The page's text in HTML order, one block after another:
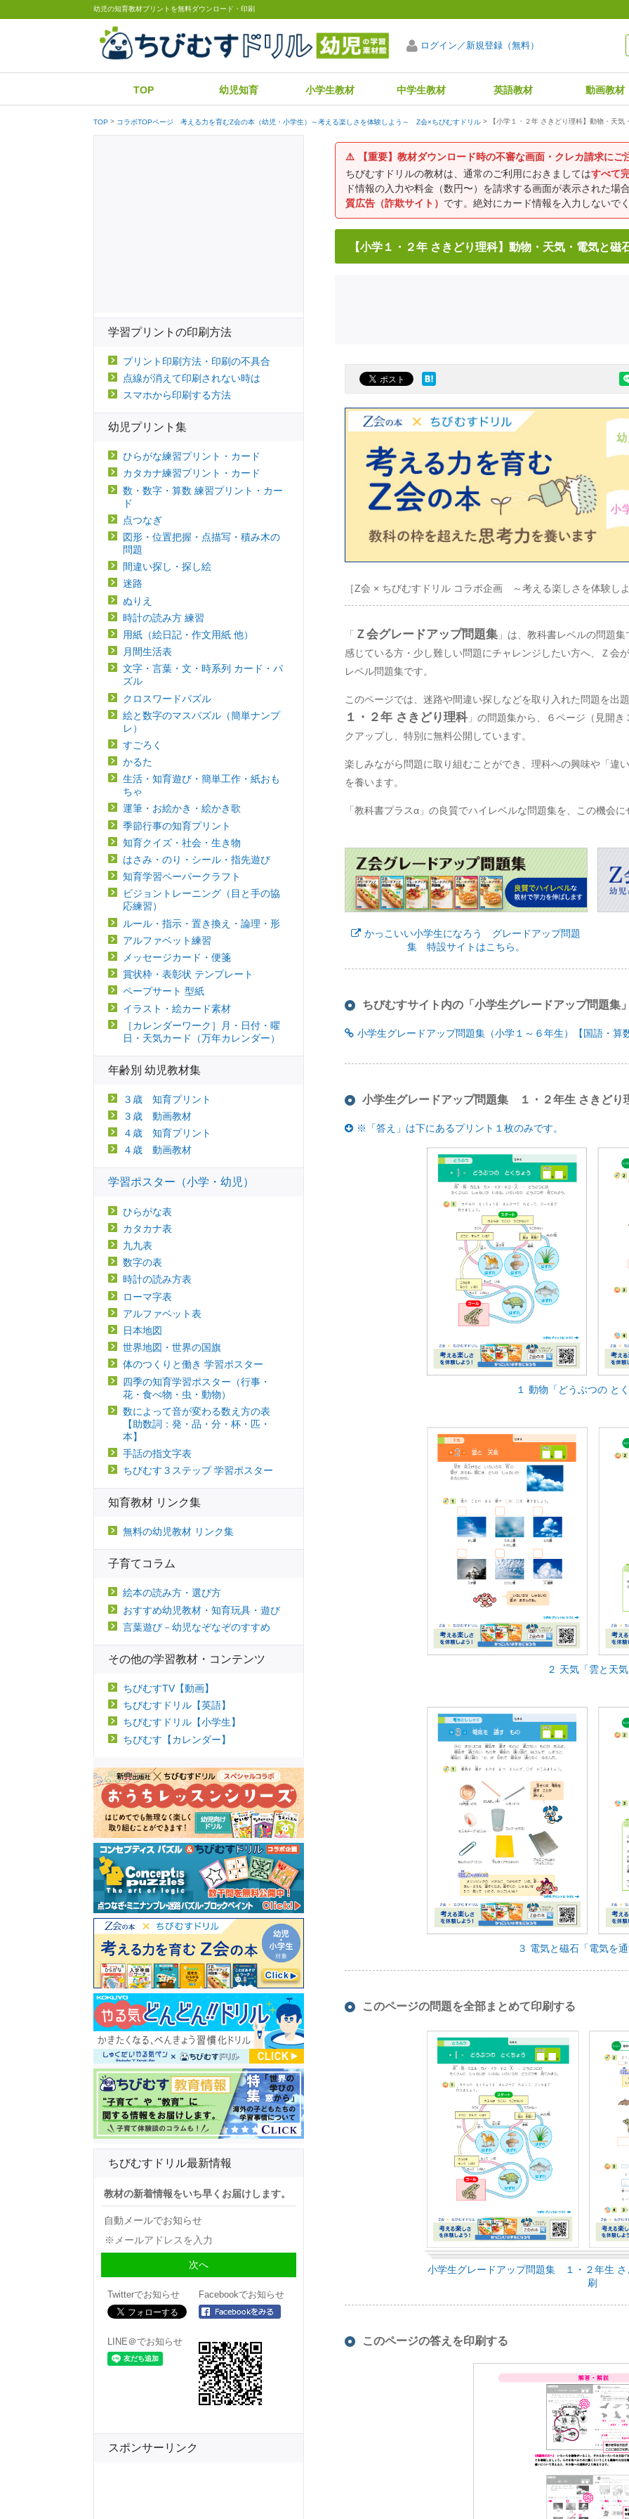
幼児の知育教材プリントを無料ダウンロード・印刷
ログイン／新規登録（無料）
TOP 幼児知育 小学生教材 中学生教材 英語教材 動画教材
TOP コラボTOPページ 考える力を育むZ会の本（幼児・小学生）～考える楽しさを体験しよう～ Z会×ちびむすドリル 【小学１・２年 さきどり理科】動物・天
⚠️
【重要】教材ダウンロード時の不審な画面・クレカ請求にご
ちびむすドリルの教材は、通常のご利用におきましてはすべて
ド情報の入力や料金（数円〜）を請求する画面が表示された場
質広告（詐欺サイト） です。絶対にカード情報を入力しないで
【小学１・２年 さきどり理科】動物・天気・電気と
［Z会 × ちびむすドリル コラボ企画 ～考える楽しさを体験し
「 Ｚ会グレードアップ問題集 」は、教科書レベルの問題
感じている方・少し難しい問題にチャレンジしたい方へ、Ｚ会
レベル問題集です。
このページでは、迷路や間違い探しなどを取り入れた問題を出
１・２年 さきどり理科」の問題集から、６ページ（見開き
クアップし、特別に無料公開しています。
楽しみながら問題に取り組むことができ、理科への興味や「違
を養います。
「教科書プラスα」の良質でハイレベルな問題集を、この機会
かっこいい小学生になろう グレードアップ問題
集 特設サイトはこちら。
ちびむすサイト内の「小学生グレードアップ問題集
小学生グレードアップ問題集（小学１～６年生）【国語・算
小学生グレードアップ問題集 １・２年生 さきどり
※「答え」は下にあるプリント１枚のみです。
１ 動物「どうぶつの と
２ 天気「雲と天
３ 電気と磁石「電気を
このページの問題を全部まとめて印刷する
小学生グレードアップ問題集 １・２年生
刷
このページの答えを印刷する
学習プリントの印刷方法
プリント印刷方法・印刷の不具合
点線が消えて印刷されない時は
スマホから印刷する方法
幼児プリント集
ひらがな練習プリント・カード
カタカナ練習プリント・カード
数・数字・算数 練習プリント・カー
ド
点つなぎ
図形・位置把握・点描写・積み木の
問題
間違い探し・探し絵
迷路
ぬりえ
時計の読み方 練習
用紙（絵日記・作文用紙 他）
月間生活表
文字・言葉・文・時系列 カード・パ
ズル
クロスワードパズル
絵と数字のマスパズル（簡単ナンプ
レ）
すごろく
かるた
生活・知育遊び・簡単工作・紙おも
ちゃ
運筆・お絵かき・絵かき歌
季節行事の知育プリント
知育クイズ・社会・生き物
はさみ・のり・シール・指先遊び
知育学習ペーパークラフト
ビジョントレーニング（目と手の協
応練習）
ルール・指示・置き換え・論理・形
アルファベット練習
メッセージカード・便箋
賞状枠・表彰状 テンプレート
ペープサート 型紙
イラスト・絵カード素材
［カレンダーワーク］月・日付・曜
日・天気カード（万年カレンダー）
年齢別 幼児教材集
３歳 知育プリント
３歳 動画教材
４歳 知育プリント
４歳 動画教材
学習ポスター（小学・幼児）
ひらがな表
カタカナ表
九九表
数字の表
時計の読み方表
ローマ字表
アルファベット表
日本地図
世界地図・世界の国旗
体のつくりと働き 学習ポスター
四季の知育学習ポスター（行事・
花・食べ物・虫・動物）
数によって音が変わる数え方の表
【助数詞：発・品・分・杯・匹・
本】
手話の指文字表
ちびむす３ステップ 学習ポスター
知育教材 リンク集
無料の幼児教材 リンク集
子育てコラム
絵本の読み方・選び方
おすすめ幼児教材・知育玩具・遊び
言葉遊び－幼児なぞなぞのすすめ
その他の学習教材・コンテンツ
ちびむすTV【動画】
ちびむすドリル【英語】
ちびむすドリル【小学生】
ちびむす【カレンダー】
ちびむすドリル最新情報
教材の新着情報をいち早くお届けします。
自動メールでお知らせ
Twitterでお知らせ Facebookでお知らせ
LINE＠でお知らせ
スポンサーリンク